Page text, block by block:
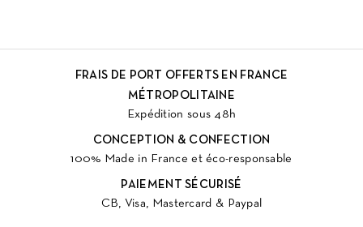
FRAIS DE PORT OFFERTS EN FRANCE
MÉTROPOLITAINE
Expédition sous 48h
CONCEPTION & CONFECTION
100% Made in France et éco-responsable
PAIEMENT SÉCURISÉ
CB, Visa, Mastercard & Paypal